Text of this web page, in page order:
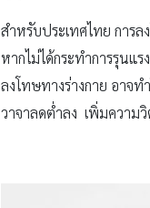
สำหรับประเทศไทย การ
หากไม่ได้กระทำการรุนแ
ลงโทษทางร่างกาย อาจ
วาจาลดต่ำลง เพิ่มความ